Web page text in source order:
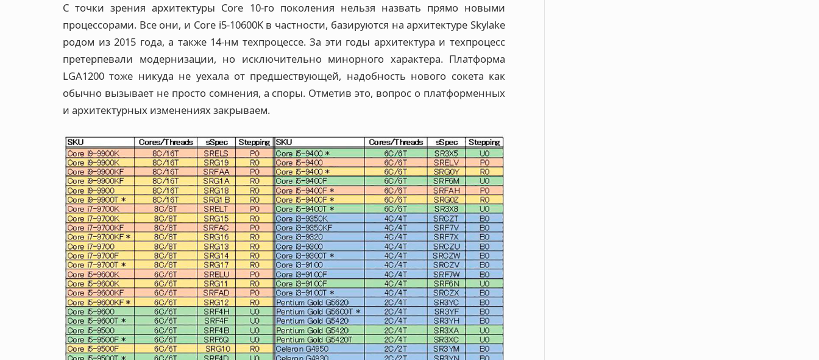
С точки зрения архитектуры Core 10-го поколения нельзя назвать прямо новыми
процессорами. Все они, и Core i5-10600K в частности, базируются на архитектуре Skylake
родом из 2015 года, а также 14-нм техпроцессе. За эти годы архитектура и техпроцесс
претерпевали модернизации, но исключительно минорного характера. Платформа
LGA1200 тоже никуда не уехала от предшествующей, надобность нового сокета как
обычно вызывает не просто сомнения, а споры. Отметив это, вопрос о платформенных
и архитектурных изменениях закрываем.